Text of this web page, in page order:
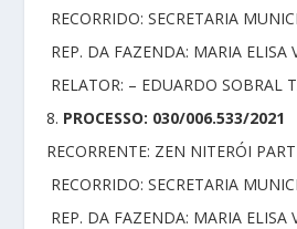
RECORRIDO: SECRETARIA
REP. DA FAZENDA: MARIA ELISA
RELATOR: – EDUARDO SOBRAL
8. PROCESSO: 030/006.533/2021
RECORRENTE: ZEN NITERÓI
RECORRIDO: SECRETARIA
REP. DA FAZENDA: MARIA ELISA